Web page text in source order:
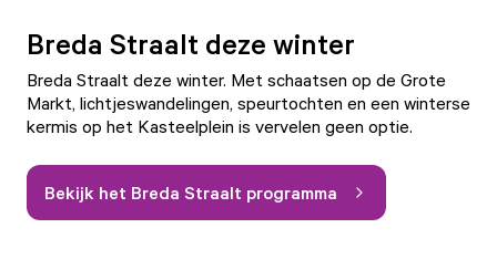
Breda Straalt deze winter
Breda Straalt deze winter. Met schaatsen op de Grote
Markt, lichtjeswandelingen, speurtochten en een winterse
kermis op het Kasteelplein is vervelen geen optie.
Bekijk het Breda Straalt programma